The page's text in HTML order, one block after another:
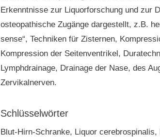
Erkenntnisse zur Liquorforschung und zur
osteopathische Zugänge dargestellt, z.B.
sense“, Techniken für Zisternen,
Kompression der Seitenventrikel,
Lymphdrainage, Drainage der Nase, des
Zervikalnerven.
Schlüsselwörter
Blut-Hirn-Schranke, Liquor